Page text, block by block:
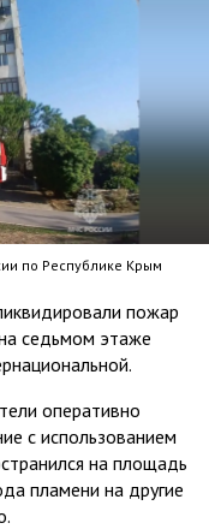
по Республике Крым
пожар
седьмом этаже
оперативно
с использованием
на площадь
пламени на другие